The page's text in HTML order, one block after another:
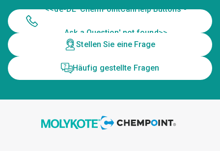
<<de-DE 'ChemPointCanHelp Buttons -
Ask a Question' not found>>
Stellen Sie eine Frage
Häufig gestellte Fragen